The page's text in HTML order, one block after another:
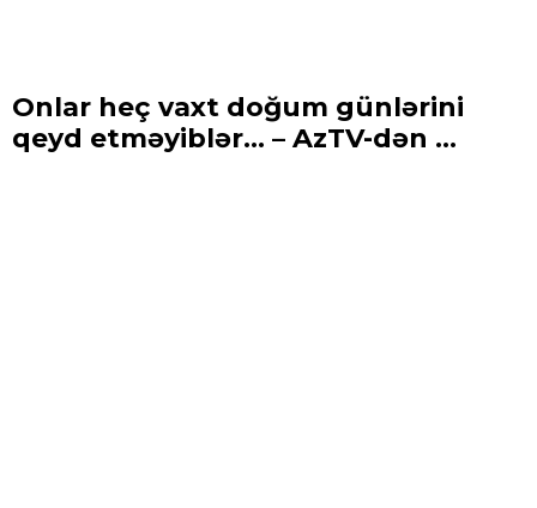
Onlar heç vaxt doğum günlərini
qeyd etməyiblər... – AzTV-dən ...